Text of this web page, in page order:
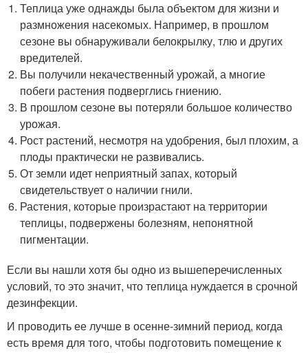
Теплица уже однажды была объектом для жизни и
размножения насекомых. Например, в прошлом
сезоне вы обнаруживали белокрылку, тлю и других
вредителей.
Вы получили некачественный урожай, а многие
побеги растения подверглись гниению.
В прошлом сезоне вы потеряли большое количество
урожая.
Рост растений, несмотря на удобрения, был плохим, а
плоды практически не развивались.
От земли идет неприятный запах, который
свидетельствует о наличии гнили.
Растения, которые произрастают на территории
теплицы, подвержены болезням, непонятной
пигментации.
Если вы нашли хотя бы одно из вышеперечисленных
условий, то это значит, что теплица нуждается в срочной
дезинфекции.
И проводить ее лучше в осенне-зимний период, когда
есть время для того, чтобы подготовить помещение к